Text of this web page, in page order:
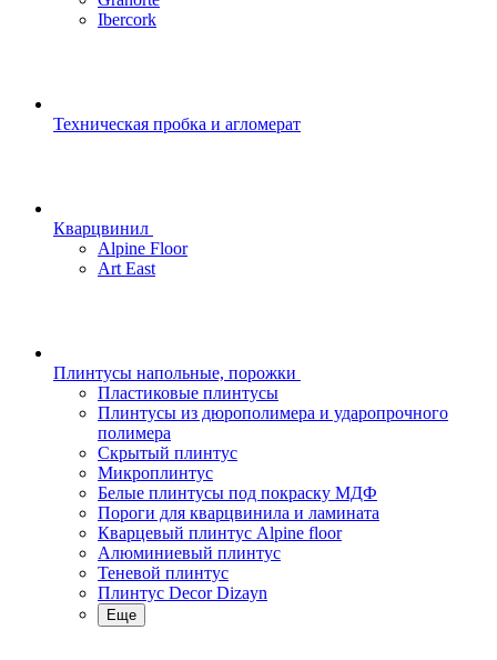
Ibercork
Техническая пробка и агломерат
Кварцвинил
Alpine Floor
Art East
Плинтусы напольные, порожки
Пластиковые плинтусы
Плинтусы из дюрополимера и ударопрочного
полимера
Скрытый плинтус
Микроплинтус
Белые плинтусы под покраску МДФ
Пороги для кварцвинила и ламината
Кварцевый плинтус Alpine floor
Алюминиевый плинтус
Теневой плинтус
Плинтус Decor Dizayn
Еще